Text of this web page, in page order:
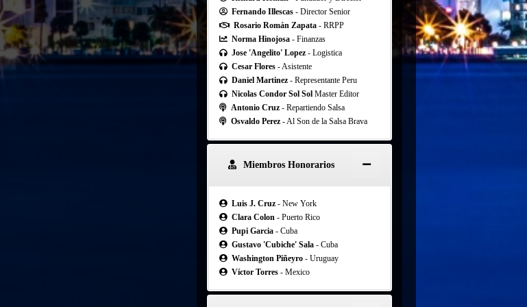
Fernando Illescas - Director Senior
Rosario Román Zapata - RRPP
Norma Hinojosa - Finanzas
Jose 'Angelito' Lopez - Logistica
Cesar Flores - Asistente
Daniel Martinez - Representante Peru
Nicolas Condor Sol Sol Master Editor
Antonio Cruz - Repartiendo Salsa
Osvaldo Perez - Al Son de la Salsa Brava
Miembros Honorarios
Luis J. Cruz - New York
Clara Colon - Puerto Rico
Pupi Garcia - Cuba
Gustavo 'Cubiche' Sala - Cuba
Washington Piñeyro - Uruguay
Víctor Torres - Mexico